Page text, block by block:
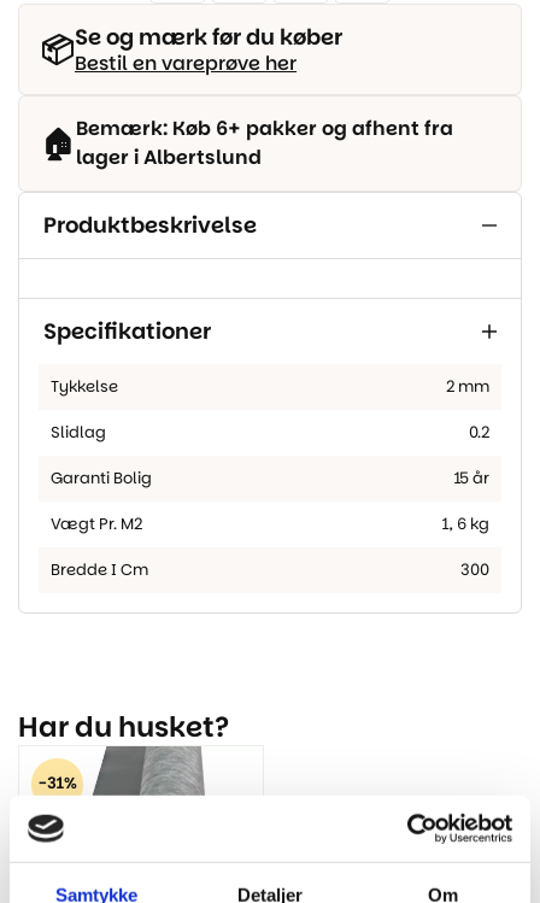
Samtykke Detaljer Om
📦Se og mærk før du køber
Bestil en vareprøve her
🏠 Bemærk: Køb 6+ pakker og afhent fra
lager i Albertslund
Produktbeskrivelse
Specifikationer
Tykkelse 2 mm
Slidlag 0.2
Garanti Bolig 15 år
Vægt Pr. M2 1, 6 kg
Bredde I Cm 300
Har du husket?
-31%